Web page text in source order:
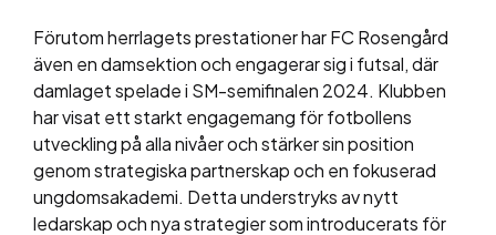
Förutom herrlagets prestationer har FC Rosengård
även en damsektion och engagerar sig i futsal, där
damlaget spelade i SM-semifinalen 2024. Klubben
har visat ett starkt engagemang för fotbollens
utveckling på alla nivåer och stärker sin position
genom strategiska partnerskap och en fokuserad
ungdomsakademi. Detta understryks av nytt
ledarskap och nya strategier som introducerats för